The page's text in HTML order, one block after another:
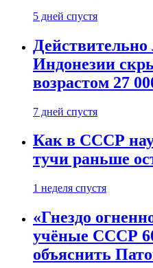
5 дней спустя
Индонезии
возрастом 27
7 дней спустя
Как в СССР
тучи раньше
1 неделя спустя
«Гнездо
учёные СССР
объяснить